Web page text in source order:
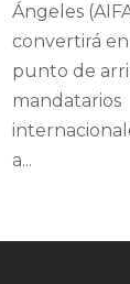
Ángeles
convertirá
punto de
mandatarios
a...